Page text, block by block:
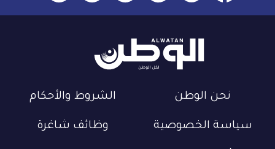
نحن الوطن الشروط والأحكام
سياسة الخصوصية وظائف شاغرة